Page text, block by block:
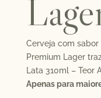
Cerveja com
Premium Lager
Lata 310ml – Teor
Apenas para